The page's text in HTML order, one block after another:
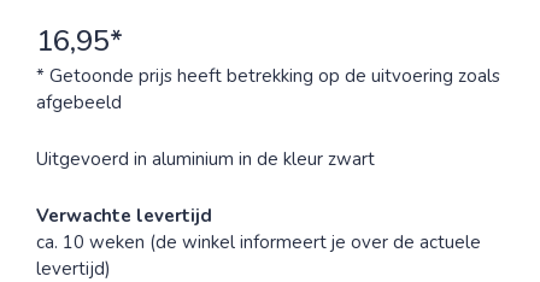
16,95*
* Getoonde prijs heeft betrekking op de uitvoering zoals
afgebeeld
Uitgevoerd in aluminium in de kleur zwart
Verwachte levertijd
ca. 10 weken (de winkel informeert je over de actuele
levertijd)